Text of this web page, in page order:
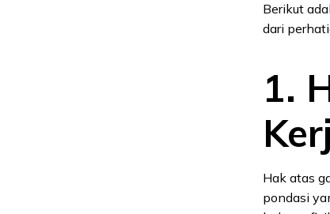
Berikut
dari
1.
Hak atas
pondasi